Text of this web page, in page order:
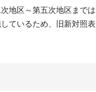
地区～第五次地区まで
ているため、旧新対照